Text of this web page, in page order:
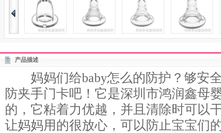
产品描述
妈妈们给baby怎么的防护？够安
防夹手门卡吧！它是深圳市鸿润鑫母
的，它粘着力优越，并且清除时可以
让妈妈用的很放心，可以防止宝宝们